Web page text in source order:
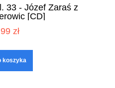
33 - Józef Zaraś z
[CD]
zł
koszyka